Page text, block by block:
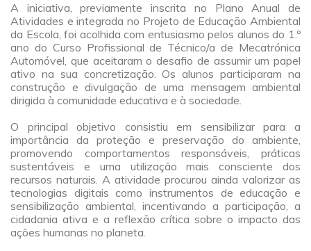
A iniciativa, previamente inscrita no Plano Anual de
Atividades e integrada no Projeto de Educação Ambiental
da Escola, foi acolhida com entusiasmo pelos alunos do 1.º
ano do Curso Profissional de Técnico/a de Mecatrónica
Automóvel, que aceitaram o desafio de assumir um papel
ativo na sua concretização. Os alunos participaram na
construção e divulgação de uma mensagem ambiental
dirigida à comunidade educativa e à sociedade.
O principal objetivo consistiu em sensibilizar para a
importância da proteção e preservação do ambiente,
promovendo comportamentos responsáveis, práticas
sustentáveis e uma utilização mais consciente dos
recursos naturais. A atividade procurou ainda valorizar as
tecnologias digitais como instrumentos de educação e
sensibilização ambiental, incentivando a participação, a
cidadania ativa e a reflexão crítica sobre o impacto das
ações humanas no planeta.